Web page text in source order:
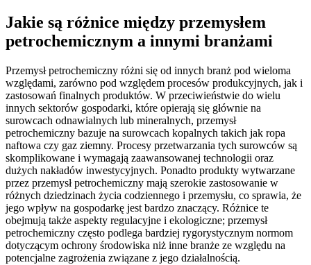
Jakie są różnice między przemysłem
petrochemicznym a innymi branżami
Przemysł petrochemiczny różni się od innych branż pod wieloma
względami, zarówno pod względem procesów produkcyjnych, jak i
zastosowań finalnych produktów. W przeciwieństwie do wielu
innych sektorów gospodarki, które opierają się głównie na
surowcach odnawialnych lub mineralnych, przemysł
petrochemiczny bazuje na surowcach kopalnych takich jak ropa
naftowa czy gaz ziemny. Procesy przetwarzania tych surowców są
skomplikowane i wymagają zaawansowanej technologii oraz
dużych nakładów inwestycyjnych. Ponadto produkty wytwarzane
przez przemysł petrochemiczny mają szerokie zastosowanie w
różnych dziedzinach życia codziennego i przemysłu, co sprawia, że
jego wpływ na gospodarkę jest bardzo znaczący. Różnice te
obejmują także aspekty regulacyjne i ekologiczne; przemysł
petrochemiczny często podlega bardziej rygorystycznym normom
dotyczącym ochrony środowiska niż inne branże ze względu na
potencjalne zagrożenia związane z jego działalnością.